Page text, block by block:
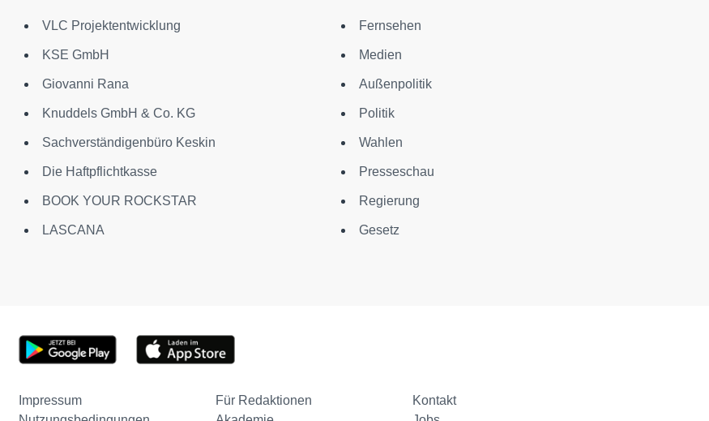
VLC Projektentwicklung
KSE GmbH
Giovanni Rana
Knuddels GmbH & Co. KG
Sachverständigenbüro Keskin
Die Haftpflichtkasse
BOOK YOUR ROCKSTAR
LASCANA
Fernsehen
Medien
Außenpolitik
Politik
Wahlen
Presseschau
Regierung
Gesetz
Impressum Für Redaktionen
Kontakt